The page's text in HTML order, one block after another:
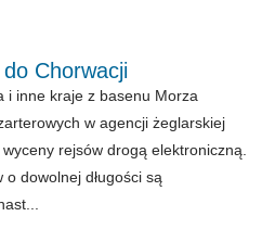
Chorwacji
i inne kraje z basenu Morza
w agencji żeglarskiej
rejsów drogą elektroniczną.
dowolnej długości są